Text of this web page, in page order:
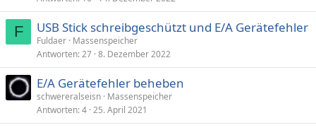
F USB Stick schreibgeschützt und E/A Gerätefehler
Fuldaer Massenspeicher
Antworten 27 8. Dezember 2022
E/A Gerätefehler beheben
schwereralseisn Massenspeicher
Antworten 4 25. April 2021